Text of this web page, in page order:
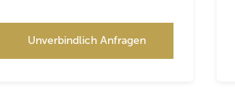
Unverbindlich Anfragen